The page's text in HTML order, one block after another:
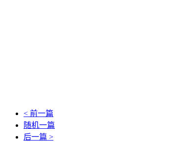
< 前一篇
随机一篇
后一篇 >